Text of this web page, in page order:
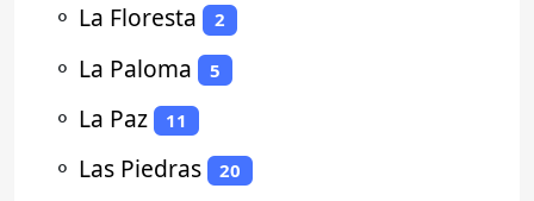
⚬ La Floresta 2
⚬ La Paloma 5
⚬ La Paz 11
⚬ Las Piedras 20